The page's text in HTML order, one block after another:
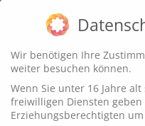
Tipps und
Wir benötigen Ihre
weiter besuchen können.
Wenn Sie unter 16 Jahre
freiwilligen Diensten
Erziehungsberechtigten